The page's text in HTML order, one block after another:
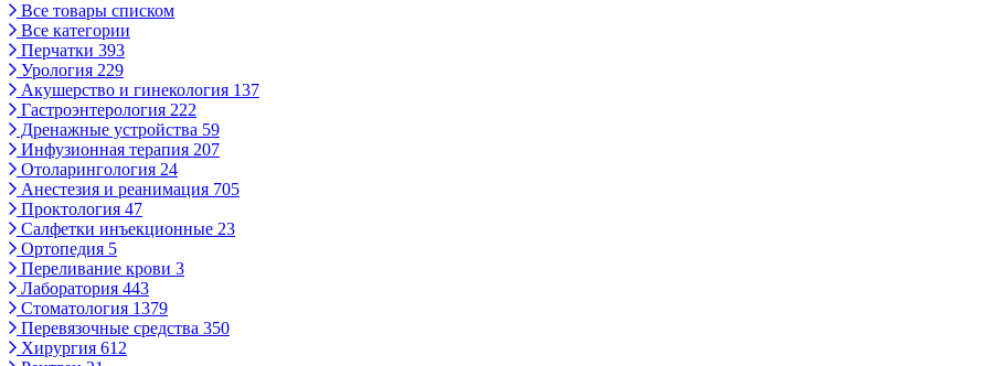
Все товары списком
Все категории
Перчатки 393
Урология 229
Акушерство и гинекология 137
Гастроэнтерология 222
Дренажные устройства 59
Инфузионная терапия 207
Отоларингология 24
Анестезия и реанимация 705
Проктология 47
Салфетки инъекционные 23
Ортопедия 5
Переливание крови 3
Лаборатория 443
Стоматология 1379
Перевязочные средства 350
Хирургия 612